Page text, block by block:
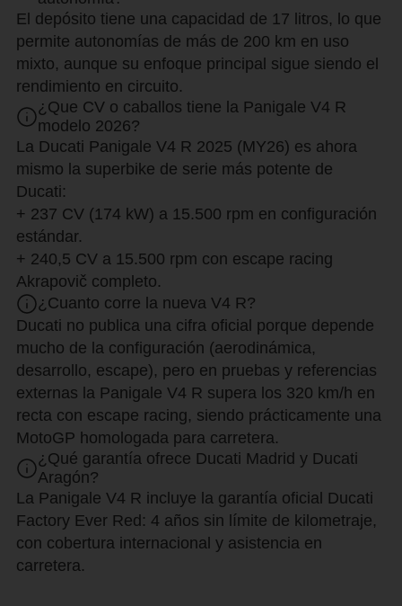
El depósito tiene una capacidad de 17 litros, lo que
permite autonomías de más de 200 km en uso
mixto, aunque su enfoque principal sigue siendo el
rendimiento en circuito.
¿Que CV o caballos tiene la Panigale V4 R
modelo 2026?
La Ducati Panigale V4 R 2025 (MY26) es ahora
mismo la superbike de serie más potente de
Ducati:
+ 237 CV (174 kW) a 15.500 rpm en configuración
estándar.
+ 240,5 CV a 15.500 rpm con escape racing
Akrapovič completo.
¿Cuanto corre la nueva V4 R?
Ducati no publica una cifra oficial porque depende
mucho de la configuración (aerodinámica,
desarrollo, escape), pero en pruebas y referencias
externas la Panigale V4 R supera los 320 km/h en
recta con escape racing, siendo prácticamente una
MotoGP homologada para carretera.
¿Qué garantía ofrece Ducati Madrid y Ducati
Aragón?
La Panigale V4 R incluye la garantía oficial Ducati
Factory Ever Red: 4 años sin límite de kilometraje,
con cobertura internacional y asistencia en
carretera.